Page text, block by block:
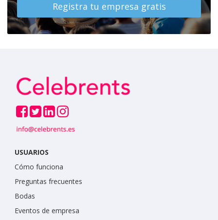
Registra tu empresa gratis
USUARIOS
Cómo funciona
Preguntas frecuentes
Bodas
Eventos de empresa